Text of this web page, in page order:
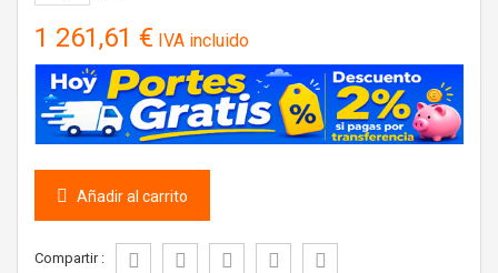
1 261,61 € IVA incluido
Añadir al carrito
Compartir :